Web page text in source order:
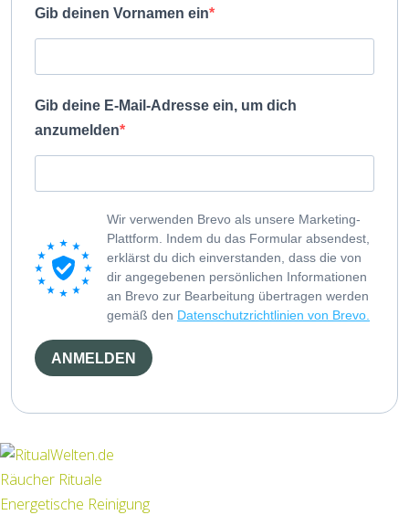
Gib deinen Vornamen ein
Gib deine E-Mail-Adresse ein, um dich
anzumelden
Wir verwenden Brevo als unsere Marketing-
Plattform. Indem du das Formular absendest,
erklärst du dich einverstanden, dass die von
dir angegebenen persönlichen Informationen
an Brevo zur Bearbeitung übertragen werden
gemäß den Datenschutzrichtlinien von Brevo.
ANMELDEN
Räucher Rituale
Energetische Reinigung